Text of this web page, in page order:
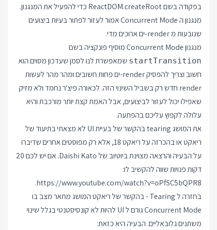
בפקודה בשם ReactDOM.createRoot כדי להפעיל את המנגנון.
מנגנון ה Concurrent Mode אמור לעזור לפתור בעיות ביצועים
שנובעות מ render-ים ארוכים מדי.
מנגנון Concurrent Mode מוסיף פונקציה בשם
startTransition שמאפשרת לנו לסמן שעדכון מסוים הוא
חשוב וצריך להפסיק render-ים פחות חשובים ומהר מהר לעשות
render חדש רק בשביל השינוי הזה. לכאורה פיצ'ר נחמד ולא מזיק
שאפילו יכול לעזור לביצועים, אבל האמת קצת יותר מורכבת והיא
עלולה לקפוץ עליכם בהפתעה.
את המושג tearing בהקשר של בעיית UI לא מצאתי בתיעוד של
ריאקט או בהכרזה על ריאקט 18, אלא רק מפוסטים אחרים שדיברו
על הבעיה והרצאה מצוינת ביוטיוב של Daishi Kato. אם יש לכם 20
דקות פנויות שווה להקשיב לו:
https://www.youtube.com/watch?v=oPfSC5bQPR8
.
בחזרה ל Tearing - בהקשר של ריאקט המושג מתאר מצב בו
Concurrent Mode גורם ל UI להיות לא קונסיסטנטי בגלל שינוי
משתנים גלובאליים. הבעיה היא כזאת: